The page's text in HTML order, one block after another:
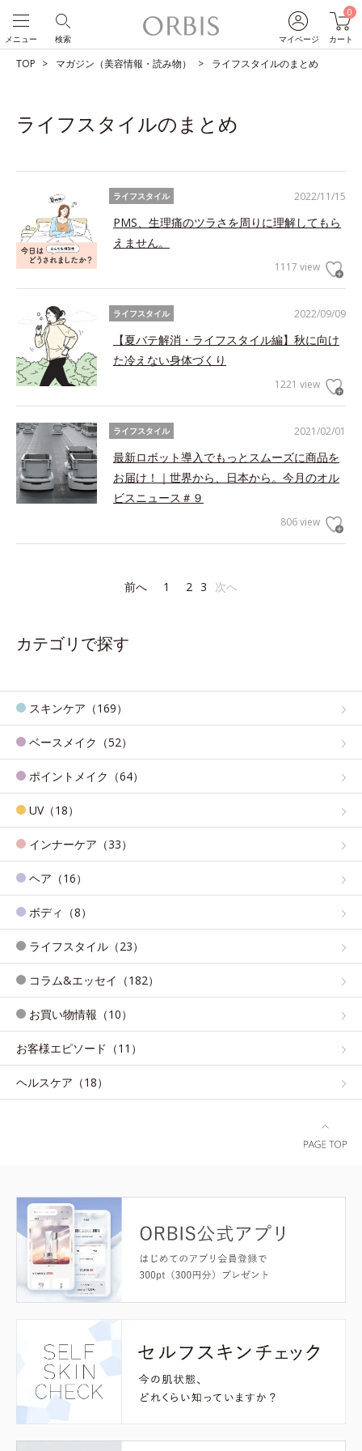
マイページ
0
カート
検索
メニュー
TOP マガジン（美容情報・読み物） ライフスタイルのまとめ
ライフスタイルのまとめ
2022/11/15
ライフスタイル
PMS、生理痛のツラさを周りに理解してもら
えません。
1117 view
2022/09/09
ライフスタイル
【夏バテ解消・ライフスタイル編】秋に向け
た冷えない身体づくり
1221 view
2021/02/01
ライフスタイル
最新ロボット導入でもっとスムーズに商品を
お届け！｜世界から、日本から。今月のオル
ビスニュース＃９
806 view
前へ 1 2 3 次へ
カテゴリで探す
スキンケア（169）
ベースメイク（52）
ポイントメイク（64）
UV（18）
インナーケア（33）
ヘア（16）
ボディ（8）
ライフスタイル（23）
コラム&エッセイ（182）
お買い物情報（10）
お客様エピソード（11）
ヘルスケア（18）